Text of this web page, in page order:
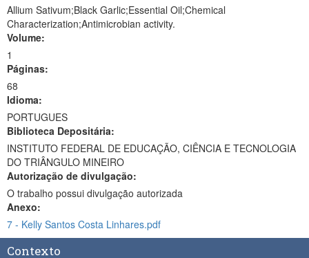
Allium Sativum;Black Garlic;Essential Oil;Chemical
Characterization;Antimicrobian activity.
Volume:
1
Páginas:
68
Idioma:
PORTUGUES
Biblioteca Depositária:
INSTITUTO FEDERAL DE EDUCAÇÃO, CIÊNCIA E TECNOLOGIA
DO TRIÂNGULO MINEIRO
Autorização de divulgação:
O trabalho possui divulgação autorizada
Anexo:
7 - Kelly Santos Costa Linhares.pdf
Contexto